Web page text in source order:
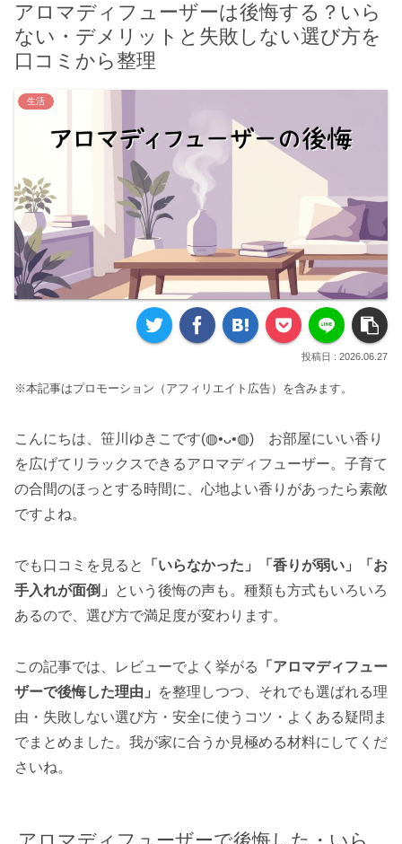
アロマディフューザーは後悔する？いら
ない・デメリットと失敗しない選び方を
口コミから整理
生活
2026.06.27
※本記事はプロモーション（アフィリエイト広告）を含みます。
こんにちは、笹川ゆきこです(◍•ᴗ•◍) お部屋にいい香り
を広げてリラックスできるアロマディフューザー。子育て
の合間のほっとする時間に、心地よい香りがあったら素敵
ですよね。
でも口コミを見ると
「いらなかった」「香りが弱い」「お
手入れが面倒」
という後悔の声も。種類も方式もいろいろ
あるので、選び方で満足度が変わります。
この記事では、レビューでよく挙がる
「アロマディフュー
ザーで後悔した理由」
を整理しつつ、それでも選ばれる理
由・失敗しない選び方・安全に使うコツ・よくある疑問ま
でまとめました。我が家に合うか見極める材料にしてくだ
さいね。
アロマディフューザーで後悔した・いら